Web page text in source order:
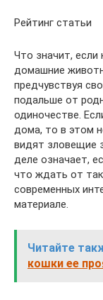
Рейтинг статьи
Что значит,
домашние
предчувствуя
подальше от
одиночестве.
дома, то в этом
видят зловещие
деле означает,
что ждать от
современных
материале.
Читайте
кошки ее